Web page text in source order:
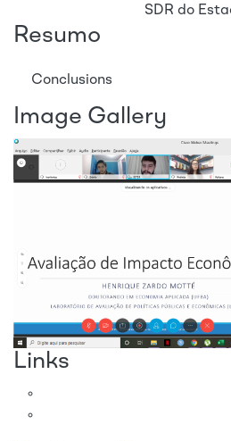
SDR do
Resumo
Conclusions
Image Gallery
Links